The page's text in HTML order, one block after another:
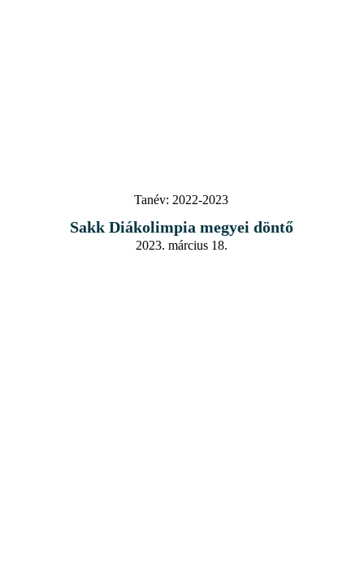
Tanév: 2022-2023
Sakk Diákolimpia megyei döntő
2023. március 18.